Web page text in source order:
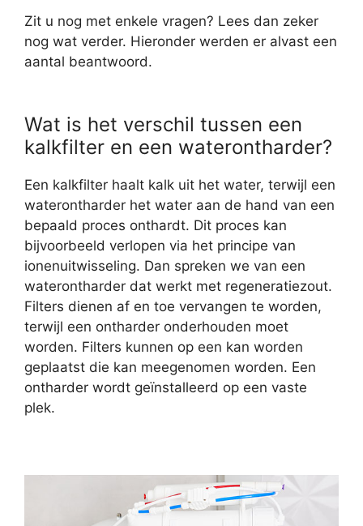
Zit u nog met enkele vragen? Lees dan zeker
nog wat verder. Hieronder werden er alvast een
aantal beantwoord.
Wat is het verschil tussen een
kalkfilter en een waterontharder?
Een kalkfilter haalt kalk uit het water, terwijl een
waterontharder het water aan de hand van een
bepaald proces onthardt. Dit proces kan
bijvoorbeeld verlopen via het principe van
ionenuitwisseling. Dan spreken we van een
waterontharder dat werkt met regeneratiezout.
Filters dienen af en toe vervangen te worden,
terwijl een ontharder onderhouden moet
worden. Filters kunnen op een kan worden
geplaatst die kan meegenomen worden. Een
ontharder wordt geïnstalleerd op een vaste
plek.